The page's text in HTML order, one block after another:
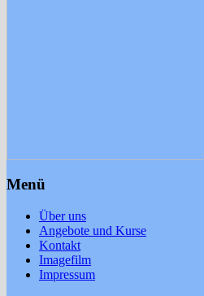
Menü
Über uns
Angebote und Kurse
Kontakt
Imagefilm
Impressum